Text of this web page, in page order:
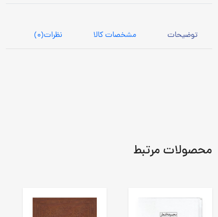
توضیحات مشخصات کالا نظرات(0)
محصولات مرتبط